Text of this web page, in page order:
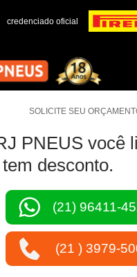
credenciado oficial
SOLICITE SEU
PNEUS você
desconto.
(21) 96411-
(21 ) 3979-